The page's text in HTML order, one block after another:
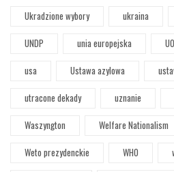
Ukradzione wybory
ukraina
UNDP
unia europejska
usa
Ustawa azylowa
utracone dekady
uznanie
Waszyngton
Welfare Nationalism
Weto prezydenckie
WHO